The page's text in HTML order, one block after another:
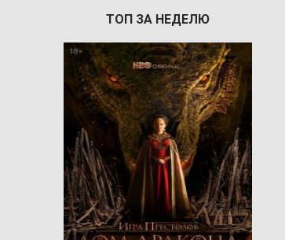
ТОП ЗА НЕДЕЛЮ